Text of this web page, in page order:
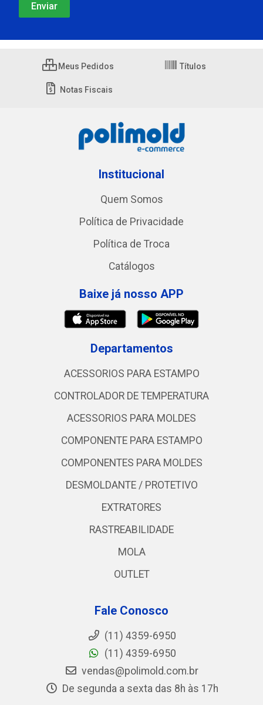
Meus Pedidos Títulos
Notas Fiscais
Institucional
Quem Somos
Política de Privacidade
Política de Troca
Catálogos
Baixe já nosso APP
Departamentos
ACESSORIOS PARA ESTAMPO
CONTROLADOR DE TEMPERATURA
ACESSORIOS PARA MOLDES
COMPONENTE PARA ESTAMPO
COMPONENTES PARA MOLDES
DESMOLDANTE / PROTETIVO
EXTRATORES
RASTREABILIDADE
MOLA
OUTLET
Fale Conosco
(11) 4359-6950
(11) 4359-6950
vendas@polimold.com.br
De segunda a sexta das 8h às 17h